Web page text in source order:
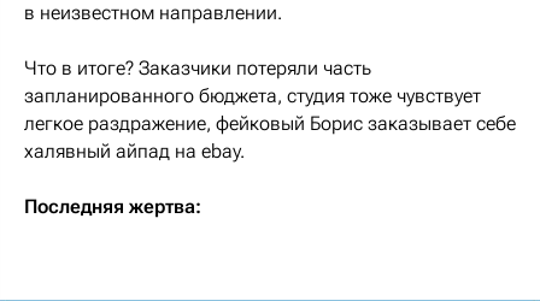
в неизвестном направлении.
Что в итоге? Заказчики потеряли часть
запланированного бюджета, студия тоже чувствует
легкое раздражение, фейковый Борис заказывает себе
халявный айпад на ebay.
Последняя жертва: